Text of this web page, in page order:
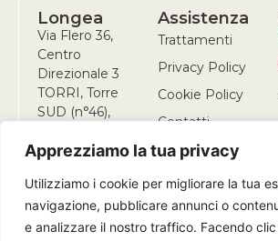
Apprezziamo la tua privacy
Utilizziamo i cookie per migliorare la tua
navigazione, pubblicare annunci o
e analizzare il nostro traffico. Facendo
Longea
Via Flero 36,
Centro
Direzionale 3
TORRI, Torre
SUD (n°46),
(BS)
5679
Assistenza
Trattamenti
Privacy Policy
Cookie Policy
Contatti